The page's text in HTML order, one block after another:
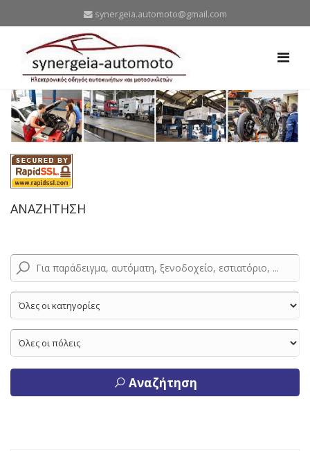
synergeia.automoto@gmail.com
ΑΝΑΖΗΤΗΣΗ
Αναζήτηση